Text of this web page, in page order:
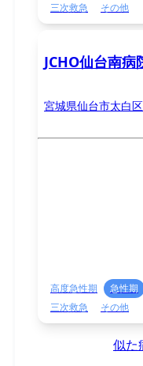
三次救急
その他
JCHO仙台南病
宮城県仙台市太白
高度急性期 急性期
三次救急
その他
似た